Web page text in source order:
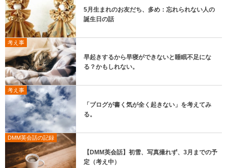
5月生まれのお友だち、多め：忘れられない人の
誕生日の話
考え事
早起きするから早寝ができないと睡眠不足にな
る？かもしれない。
考え事
「ブログが書く気が全く起きない」を考えてみ
る。
DMM英会話の記録
【DMM英会話】初雪、写真撮れず、3月までの予
定（考え中）